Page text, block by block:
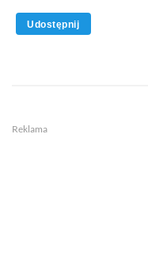
Udostępnij
Reklama